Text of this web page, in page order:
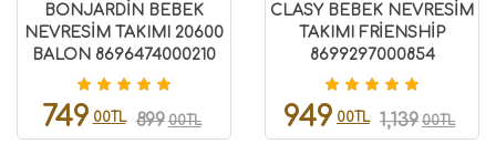
BONJARDİN BEBEK
NEVRESİM TAKIMI 20600
BALON 8696474000210
749 00TL 899 00TL
CLASY BEBEK NEVRESİM
TAKIMI FRİENSHİP
8699297000854
949 00TL 1,139 00TL